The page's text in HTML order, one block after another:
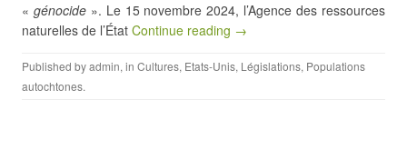
« génocide ». Le 15 novembre 2024, l’Agence des ressources
naturelles de l’État Continue reading →
Published byadmin, in Cultures, Etats-Unis, Législations, Populations
autochtones.